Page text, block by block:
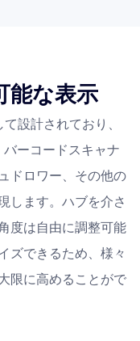
能な表示
設計されており、
ーコードスキャナ
ドロワー、その他の
します。ハブを介さ
度は自由に調整可能
ズできるため、様々
限に高めることがで